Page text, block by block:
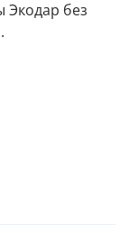
Экодар без